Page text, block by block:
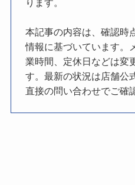
ります。
本記事の内容は、確認時
情報に基づいています。
業時間、定休日などは変
す。最新の状況は店舗公
直接の問い合わせでご確